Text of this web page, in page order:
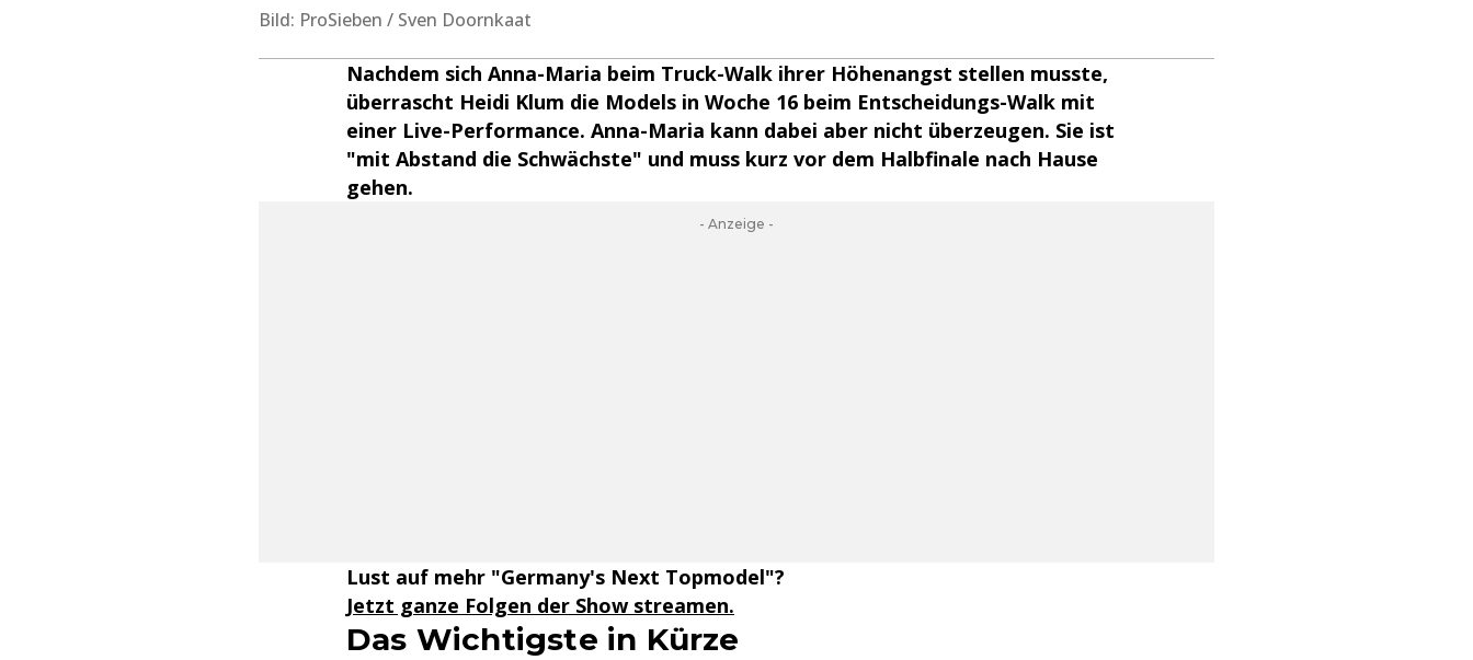
Bild: ProSieben / Sven Doornkaat
Nachdem sich Anna-Maria beim Truck-Walk ihrer Höhenangst stellen musste,
überrascht Heidi Klum die Models in Woche 16 beim Entscheidungs-Walk mit
einer Live-Performance. Anna-Maria kann dabei aber nicht überzeugen. Sie ist
"mit Abstand die Schwächste" und muss kurz vor dem Halbfinale nach Hause
gehen.
- Anzeige -
Lust auf mehr "Germany's Next Topmodel"?
Jetzt ganze Folgen der Show streamen.
Das Wichtigste in Kürze